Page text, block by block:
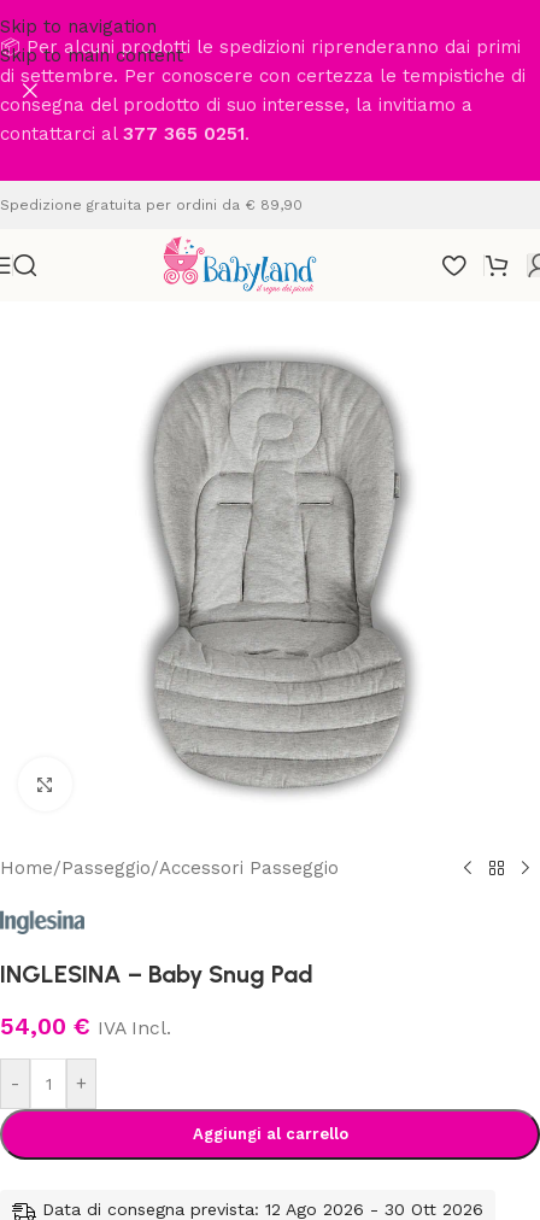
Skip to navigation
Skip to main content
📦 Per alcuni prodotti le spedizioni riprenderanno dai primi
di settembre. Per conoscere con certezza le tempistiche di
consegna del prodotto di suo interesse, la invitiamo a
contattarci al 377 365 0251.
Spedizione gratuita per ordini da € 89,90
Clicca per ingrandire
Home/Passeggio/Accessori Passeggio
INGLESINA – Baby Snug Pad
54,00 € IVA Incl.
- +
Aggiungi al carrello
Data di consegna prevista: 12 Ago 2026 - 30 Ott 2026